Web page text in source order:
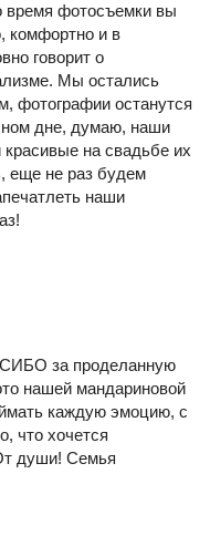
время фотосъемки вы
комфортно и в
говорит о
Мы остались
фотографии останутся
дне, думаю, наши
на свадьбе их
еще не раз будем
наши
за проделанную
нашей мандариновой
каждую эмоцию, с
что хочется
души! Семья